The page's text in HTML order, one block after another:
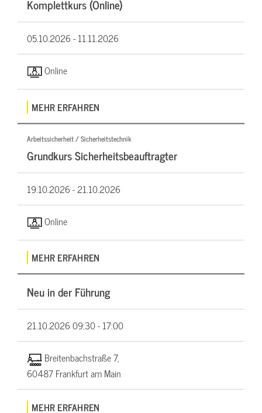
Komplettkurs (Online)
05.10.2026 -11.11.2026
Online
MEHR ERFAHREN
Arbeitssicherheit / Sicherheitstechnik
Grundkurs Sicherheitsbeauftragter
19.10.2026 -21.10.2026
Online
MEHR ERFAHREN
Neu in der Führung
21.10.202609:30 - 17:00
Breitenbachstraße 7,
60487 Frankfurt am Main
MEHR ERFAHREN